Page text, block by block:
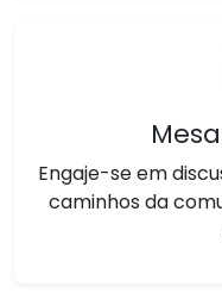
Engaje-se em
caminhos da